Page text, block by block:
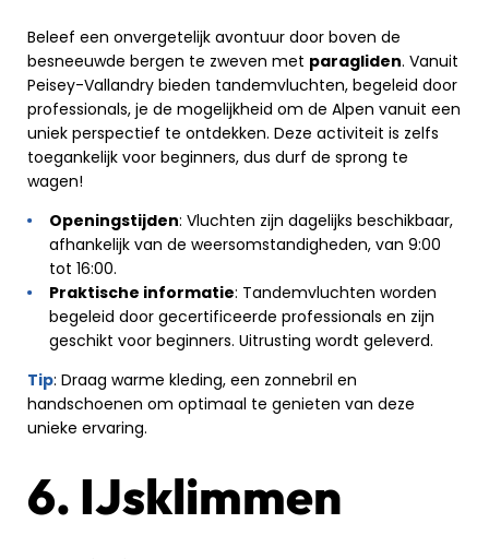
Beleef een onvergetelijk avontuur door boven de
besneeuwde bergen te zweven met paragliden. Vanuit
Peisey-Vallandry bieden tandemvluchten, begeleid door
professionals, je de mogelijkheid om de Alpen vanuit een
uniek perspectief te ontdekken. Deze activiteit is zelfs
toegankelijk voor beginners, dus durf de sprong te
wagen!
Openingstijden: Vluchten zijn dagelijks beschikbaar,
afhankelijk van de weersomstandigheden, van 9:00
tot 16:00.
Praktische informatie: Tandemvluchten worden
begeleid door gecertificeerde professionals en zijn
geschikt voor beginners. Uitrusting wordt geleverd.
Tip: Draag warme kleding, een zonnebril en
handschoenen om optimaal te genieten van deze
unieke ervaring.
6. IJsklimmen